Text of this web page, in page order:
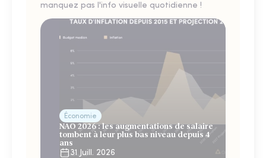
manquez pas l'info visuelle quotidienne !
Économie
NAO 2026 : les augmentations de salaire
tombent à leur plus bas niveau depuis 4
ans
31 Juill. 2026